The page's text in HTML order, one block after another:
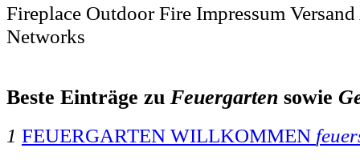
Fireplace Outdoor Fire Impressum
Networks
Beste Einträge zu Feuergarten sowie
1 FEUERGARTEN WILLKOMMEN